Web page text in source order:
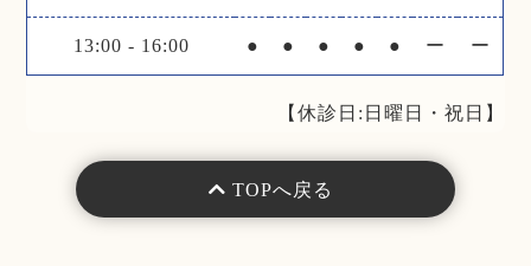
13:00 - 16:00 ● ● ● ● ● ー ー
【休診日:日曜日・祝日】
TOPへ戻る